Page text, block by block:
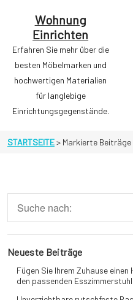
Wohnung
Einrichten
Erfahren Sie mehr über die
besten Möbelmarken und
hochwertigen Materialien
für langlebige
Einrichtungsgegenstände.
STARTSEITE> Markierte
Neueste Beiträge
Fügen Sie Ihrem Zuhause
den passenden